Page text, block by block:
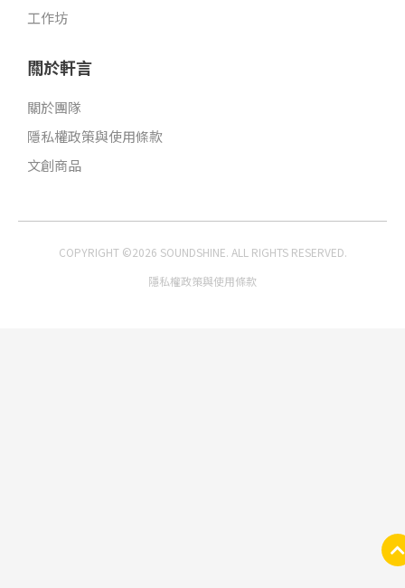
工作坊
關於軒言
關於團隊
隱私權政策與使用條款
文創商品
COPYRIGHT ©2026 SOUNDSHINE. ALL RIGHTS RESERVED.
隱私權政策與使用條款